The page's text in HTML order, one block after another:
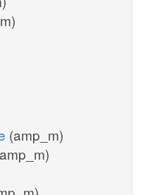
(amp_m)